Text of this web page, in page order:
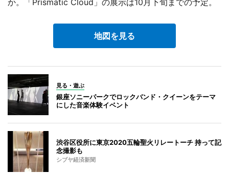
地図を見る
見る・遊ぶ
銀座ソニーパークでロックバンド・クイーンをテーマ
にした音楽体験イベント
渋谷区役所に東京2020五輪聖火リレートーチ 持って記
念撮影も
シブヤ経済新聞